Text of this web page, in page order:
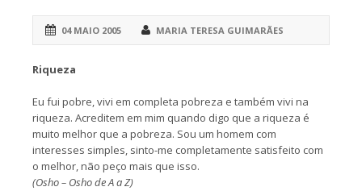
04 MAIO 2005 MARIA TERESA GUIMARÃES
Riqueza
Eu fui pobre, vivi em completa pobreza e também vivi na
riqueza. Acreditem em mim quando digo que a riqueza é
muito melhor que a pobreza. Sou um homem com
interesses simples, sinto-me completamente satisfeito com
o melhor, não peço mais que isso.
(Osho – Osho de A a Z)